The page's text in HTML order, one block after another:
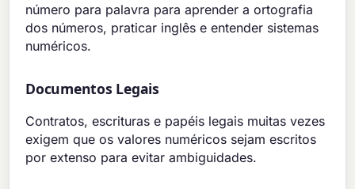
número para palavra para aprender a ortografia
dos números, praticar inglês e entender sistemas
numéricos.
Documentos Legais
Contratos, escrituras e papéis legais muitas vezes
exigem que os valores numéricos sejam escritos
por extenso para evitar ambiguidades.